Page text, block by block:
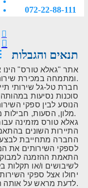
072-22-88-111
תנאים והגבלות
אתר "גאלא טורס"
ומתמחה במכירת שירותי ומוצרי תיירות.
סוכנות נסיעות
הנוסע לבין ספקי
מלון, הסעות, חבילות מיוחדות וכדומה.
גאלא טורס מזמינה
התיירות השונים
החברה מתחייבת
לספקי השירותים את
התאמת ההזמנה
לשיבושים ו/או תקלות
יחולו אצל ספקי
לדעת מראש על אותה תקלה ו/או שיבוש של ממש.